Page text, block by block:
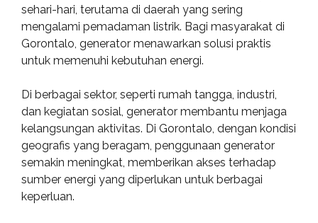
sehari-hari, terutama di daerah yang sering
mengalami pemadaman listrik. Bagi masyarakat di
Gorontalo, generator menawarkan solusi praktis
untuk memenuhi kebutuhan energi.
Di berbagai sektor, seperti rumah tangga, industri,
dan kegiatan sosial, generator membantu menjaga
kelangsungan aktivitas. Di Gorontalo, dengan kondisi
geografis yang beragam, penggunaan generator
semakin meningkat, memberikan akses terhadap
sumber energi yang diperlukan untuk berbagai
keperluan.